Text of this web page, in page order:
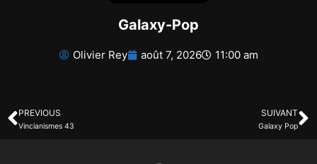
Galaxy-Pop
Olivier Rey août 7, 2026 11:00 am
PREVIOUS
Vincianismes 43
SUIVANT
Galaxy Pop